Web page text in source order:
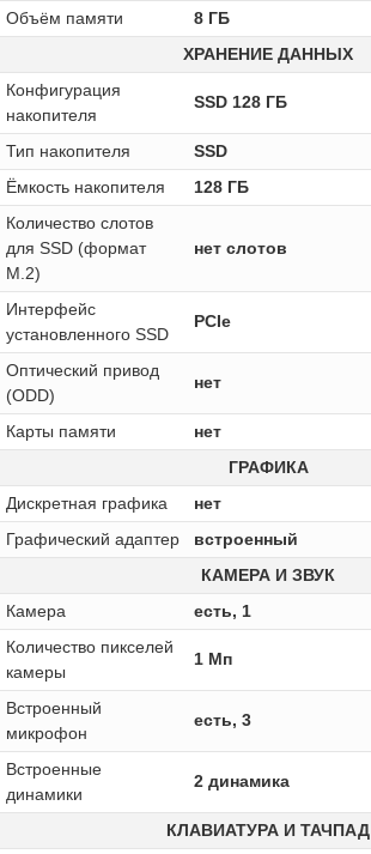
Объём памяти
8 ГБ
ХРАНЕНИЕ ДАННЫХ
Конфигурация
накопителя
SSD 128 ГБ
Тип накопителя
SSD
Ёмкость накопителя
128 ГБ
Количество слотов
для SSD (формат
M.2)
нет слотов
Интерфейс
установленного SSD
PCIe
Оптический привод
(ODD)
нет
Карты памяти
нет
ГРАФИКА
Дискретная графика
нет
Графический адаптер
встроенный
КАМЕРА И ЗВУК
Камера
есть, 1
Количество пикселей
камеры
1 Мп
Встроенный
микрофон
есть, 3
Встроенные
динамики
2 динамика
КЛАВИАТУРА И ТАЧПАД